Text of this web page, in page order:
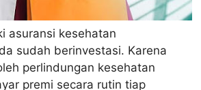
asuransi kesehatan
sudah berinvestasi. Karena
perlindungan kesehatan
premi secara rutin tiap